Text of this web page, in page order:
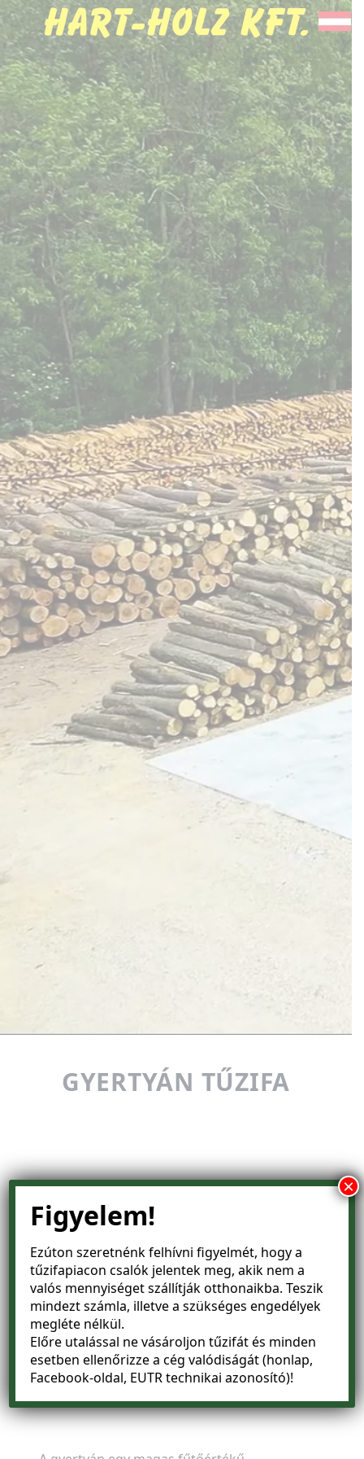
GYERTYÁN TŰZIFA
Figyelem!
Ezúton szeretnénk felhívni figyelmét, hogy a
tűzifapiaconcsalók jelentek meg, akik nem a
valós mennyiséget szállítják otthonaikba. Teszik
mindezt számla, illetve a szükséges engedélyek
megléte nélkül.
Előre utalással ne vásároljon tűzifát és minden
esetben ellenőrizze a cég valódiságát (honlap,
Facebook-oldal, EUTR technikai azonosító)!
×